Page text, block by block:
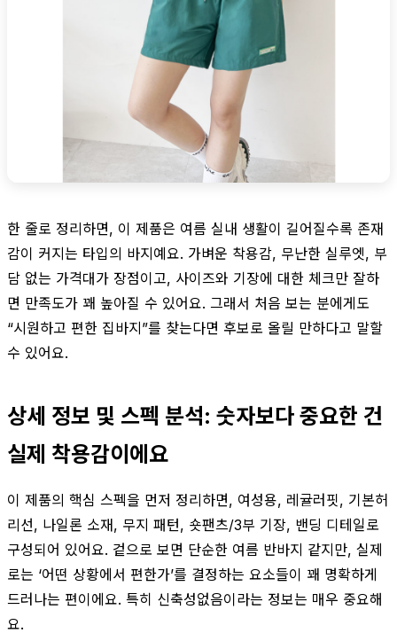
한 줄로 정리하면, 이 제품은 여름 실내 생활이 길어질수록 존재
감이 커지는 타입의 바지예요. 가벼운 착용감, 무난한 실루엣, 부
담 없는 가격대가 장점이고, 사이즈와 기장에 대한 체크만 잘하
면 만족도가 꽤 높아질 수 있어요. 그래서 처음 보는 분에게도
“시원하고 편한 집바지”를 찾는다면 후보로 올릴 만하다고 말할
수 있어요.
상세 정보 및 스펙 분석: 숫자보다 중요한 건
실제 착용감이에요
이 제품의 핵심 스펙을 먼저 정리하면, 여성용, 레귤러핏, 기본허
리선, 나일론 소재, 무지 패턴, 숏팬츠/3부 기장, 밴딩 디테일로
구성되어 있어요. 겉으로 보면 단순한 여름 반바지 같지만, 실제
로는 ‘어떤 상황에서 편한가’를 결정하는 요소들이 꽤 명확하게
드러나는 편이에요. 특히 신축성없음이라는 정보는 매우 중요해
요.